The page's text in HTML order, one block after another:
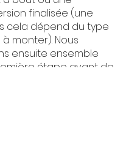
finalisée (une
cela dépend du type
monter). Nous
ensuite ensemble
étape avant de